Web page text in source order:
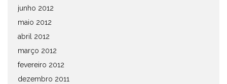
junho 2012
maio 2012
abril 2012
março 2012
fevereiro 2012
dezembro 2011